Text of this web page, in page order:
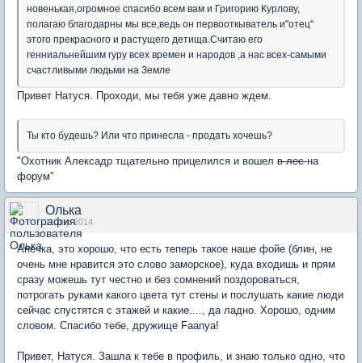
новенькая,огромное спасибо всем вам и Григорию Курлову,
полагаю благодарны мы все,ведь он первооткыватель и"отец"
этого прекрасного и растущего детища.Считаю его
генниальнейшим гуру всех времен и народов ,а нас всех-самыми
счастливыми людьми на Земле
Привет Натуся. Проходи, мы тебя уже давно ждем.
Ты кто будешь? Или что принесла - продать хочешь?
"Охотник Алексадр тщательно прицелился и вошел в лесна
форум"
Олька
11 апр 2014
Анечка, это хорошо, что есть теперь такое наше фойе (блин, не
очень мне нравится это слово заморское), куда входишь и прям
сразу можешь тут честно и без сомнений поздороваться,
потрогать руками какого цвета тут стены и послушать какие люди
сейчас спустятся с этажей и какие...., да ладно. Хорошо, одним
словом. Спасибо тебе, дружище Faanya!
Привет, Натуся. Зашла к тебе в профиль, и знаю только одно, что